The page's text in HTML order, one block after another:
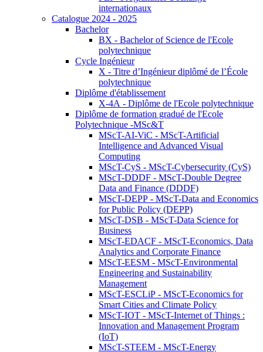
internationaux
Catalogue 2024 - 2025
Bachelor
BX - Bachelor of Science de l'Ecole
polytechnique
Cycle Ingénieur
X - Titre d’Ingénieur diplômé de l’École
polytechnique
Diplôme d'établissement
X-4A - Diplôme de l'Ecole polytechnique
Diplôme de formation gradué de l'Ecole
Polytechnique -MSc&T
MScT-AI-ViC - MScT-Artificial
Intelligence and Advanced Visual
Computing
MScT-CyS - MScT-Cybersecurity (CyS)
MScT-DDDF - MScT-Double Degree
Data and Finance (DDDF)
MScT-DEPP - MScT-Data and Economics
for Public Policy (DEPP)
MScT-DSB - MScT-Data Science for
Business
MScT-EDACF - MScT-Economics, Data
Analytics and Corporate Finance
MScT-EESM - MScT-Environmental
Engineering and Sustainability
Management
MScT-ESCLiP - MScT-Economics for
Smart Cities and Climate Policy
MScT-IOT - MScT-Internet of Things :
Innovation and Management Program
(IoT)
MScT-STEEM - MScT-Energy